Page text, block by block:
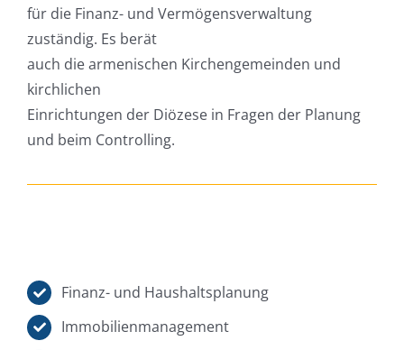
für die Finanz- und Vermögensverwaltung
zuständig. Es berät
auch die armenischen Kirchengemeinden und
kirchlichen
Einrichtungen der Diözese in Fragen der Planung
und beim Controlling.
Finanz- und Haushaltsplanung
Immobilienmanagement